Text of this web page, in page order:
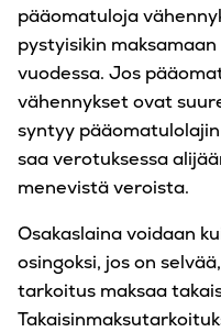
pääomatuloja
pystyisikin
vuodessa. Jos
vähennykset ovat
syntyy
saa verotuksessa
menevistä veroista.
Osakaslaina voidaan
osingoksi, jos on
tarkoitus maksaa